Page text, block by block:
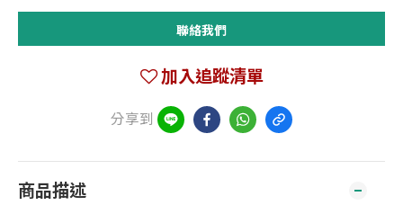
聯絡我們
加入追蹤清單
分享到
商品描述